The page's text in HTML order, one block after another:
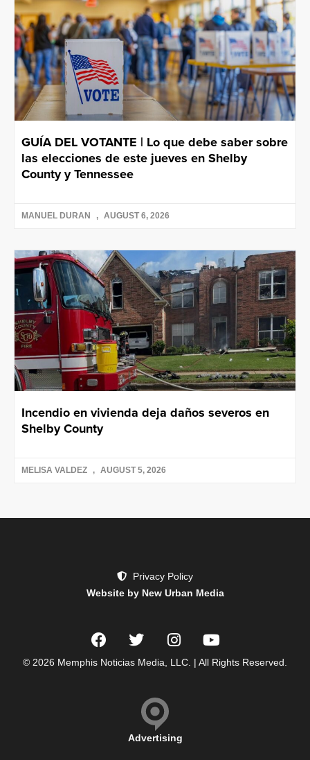
GUÍA DEL VOTANTE | Lo que debe saber sobre
las elecciones de este jueves en Shelby
County y Tennessee
MANUEL DURAN AUGUST 6, 2026
Incendio en vivienda deja daños severos en
Shelby County
MELISA VALDEZ AUGUST 5, 2026
Privacy Policy
Website by New Urban Media
© 2026 Memphis Noticias Media, LLC. | All Rights Reserved.
Advertising